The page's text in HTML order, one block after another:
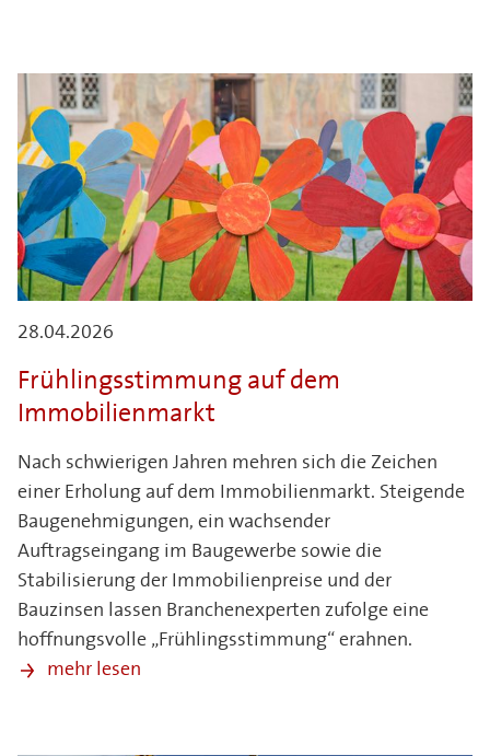
28.04.2026
Frühlingsstimmung auf dem
Immobilienmarkt
Nach schwierigen Jahren mehren sich die Zeichen
einer Erholung auf dem Immobilienmarkt. Steigende
Baugenehmigungen, ein wachsender
Auftragseingang im Baugewerbe sowie die
Stabilisierung der Immobilienpreise und der
Bauzinsen lassen Branchenexperten zufolge eine
hoffnungsvolle „Frühlingsstimmung“ erahnen.
mehr lesen